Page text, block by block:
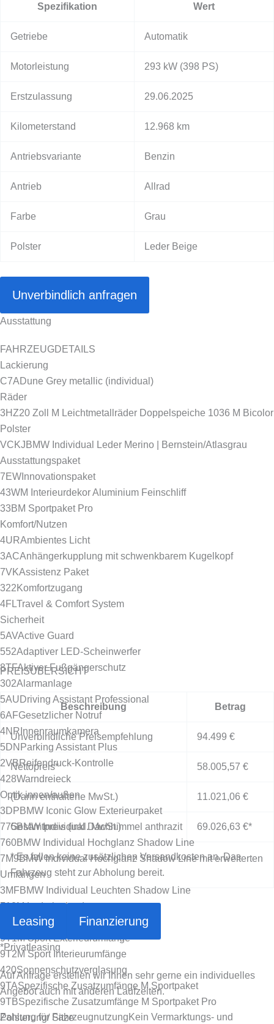
Spezifikation Wert
Getriebe Automatik
Motorleistung 293 kW (398 PS)
Erstzulassung 29.06.2025
Kilometerstand 12.968 km
Antriebsvariante Benzin
Antrieb Allrad
Farbe Grau
Polster Leder Beige
Unverbindlich anfragen
Ausstattung
FAHRZEUGDETAILS
Lackierung
C7A Dune Grey metallic (individual)
Räder
3HZ20 Zoll M Leichtmetallräder Doppelspeiche 1036 M Bicolor
Polster
VCKJ BMW Individual Leder Merino | Bernstein/Atlasgrau
Ausstattungspaket
7EW Innovationspaket
43WM Interieurdekor Aluminium Feinschliff
33BM Sportpaket Pro
Komfort/Nutzen
4URAmbientes Licht
3ACAnhängerkupplung mit schwenkbarem Kugelkopf
7VKAssistenz Paket
322 Komfortzugang
4FLTravel & Comfort System
Sicherheit
5AVActive Guard
552Adaptiver LED-Scheinwerfer
8TFAktiver Fußgängerschutz
302Alarmanlage
5AU Driving Assistant Professional
6AFGesetzlicher Notruf
4NR Innenraumkamera
5DN Parking Assistant Plus
2VBReifendruck-Kontrolle
428Warndreieck
Optik innen/außen
3DP BMW Iconic Glow Exterieurpaket
775BMW Individual Dachhimmel anthrazit
760BMW Individual Hochglanz Shadow Line
7M9BMW Individual Hochglanz Shadow Line mit erweiterten
Umfängen
3MF BMW Individual Leuchten Shadow Line
710M Lederlenkrad
4GQM Sicherheitsgurte
9T1M Sport Exterieurumfänge
9T2M Sport Interieurumfänge
420Sonnenschutzverglasung
9TASpezifische Zusatzumfänge M Sportpaket
9TBSpezifische Zusatzumfänge M Sportpaket Pro
Polsterung/ Sitze
PREISÜBERSICHT
Beschreibung Betrag
Unverbindliche Preisempfehlung 94.499 €
Nettopreis* 58.005,57 €
(Darin enthaltene MwSt.) 11.021,06 €
Gesamtpreis (inkl. MwSt.) 69.026,63 €*
* Es fallen keine zusätzlichen Versandkosten an. Das
Fahrzeug steht zur Abholung bereit.
Leasing Finanzierung
*Privatleasing
Auf Anfrage erstellen wir Ihnen sehr gerne ein individuelles
Angebot auch mit anderen Laufzeiten.
Zahlung für Fahrzeugnutzung Kein Vermarktungs- und